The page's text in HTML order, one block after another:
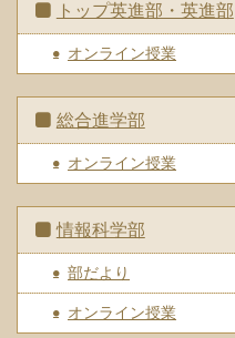
トップ英進部・英進部
オンライン授業
総合進学部
オンライン授業
情報科学部
部だより
オンライン授業